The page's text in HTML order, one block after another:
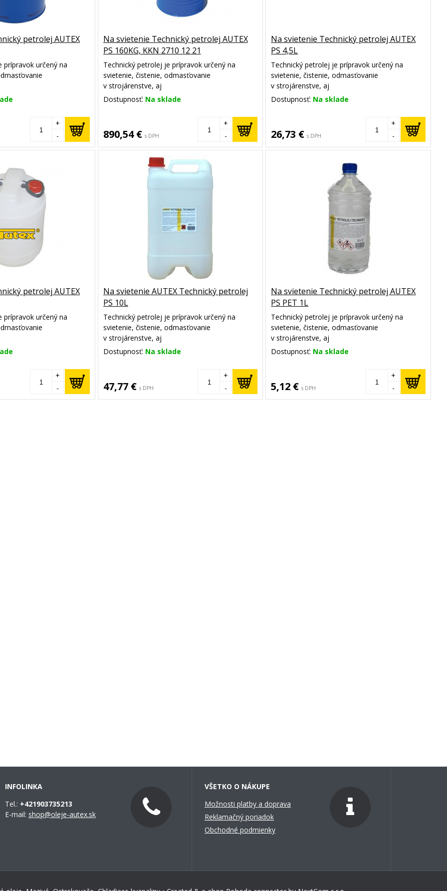
petrolej AUTEX
prípravok určený na
Obsahuje
so zníženou
+
-
Na svietenie Technický petrolej AUTEX
PS 160KG, KKN 2710 12 21
Technický petrolej je prípravok určený na
svietenie, čistenie, odmasťovanie
v strojárenstve, aj
ako akcelerátor podpaľovania. Obsahuje
vybranú frakciu petroleja so zníženou
Dostupnosť: Na sklade
890,54 € s DPH
+
-
Na svietenie Technický petrolej AUTEX
PS 4,5L
Technický petrolej je prípravok určený na
svietenie, čistenie, odmasťovanie
v strojárenstve, aj
ako akcelerátor podpaľovania. Obsahuje
vybranú frakciu petroleja so zníženou
Dostupnosť: Na sklade
26,73 € s DPH
+
-
petrolej AUTEX
prípravok určený na
Obsahuje
so zníženou
+
-
Na svietenie AUTEX Technický petrolej
PS 10L
Technický petrolej je prípravok určený na
svietenie, čistenie, odmasťovanie
v strojárenstve, aj
ako akcelerátor podpaľovania. Obsahuje
vybranú frakciu petroleja so zníženou
Dostupnosť: Na sklade
47,77 € s DPH
+
-
Na svietenie Technický petrolej AUTEX
PS PET 1L
Technický petrolej je prípravok určený na
svietenie, čistenie, odmasťovanie
v strojárenstve, aj
ako akcelerátor podpaľovania. Obsahuje
vybranú frakciu petroleja so zníženou
Dostupnosť: Na sklade
5,12 € s DPH
+
-
INFOLINKA
Tel.: +421903735213
E-mail: shop@oleje-autex.sk
VŠETKO O NÁKUPE
Možnosti platby a doprava
Reklamačný poriadok
Obchodné podmienky